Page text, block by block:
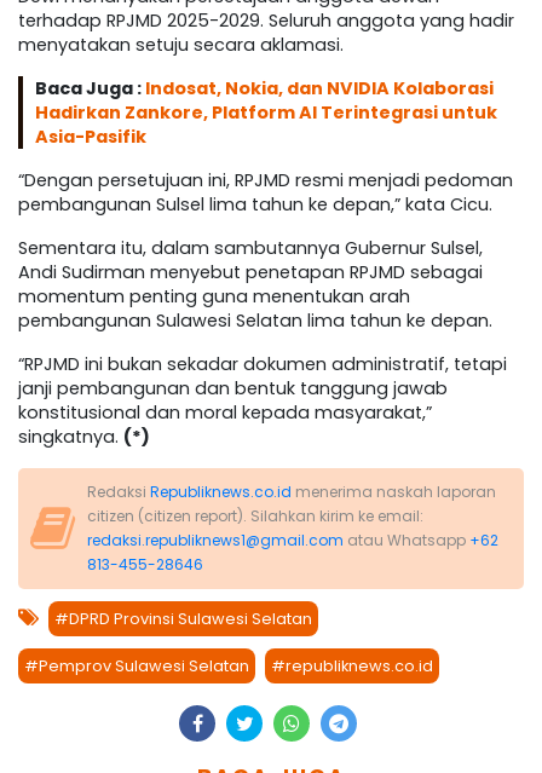
terhadap RPJMD 2025-2029. Seluruh anggota yang hadir
menyatakan setuju secara aklamasi.
Baca Juga : Indosat, Nokia, dan NVIDIA Kolaborasi
Hadirkan Zankore, Platform AI Terintegrasi untuk
Asia-Pasifik
“Dengan persetujuan ini, RPJMD resmi menjadi pedoman
pembangunan Sulsel lima tahun ke depan,” kata Cicu.
Sementara itu, dalam sambutannya Gubernur Sulsel,
Andi Sudirman menyebut penetapan RPJMD sebagai
momentum penting guna menentukan arah
pembangunan Sulawesi Selatan lima tahun ke depan.
“RPJMD ini bukan sekadar dokumen administratif, tetapi
janji pembangunan dan bentuk tanggung jawab
konstitusional dan moral kepada masyarakat,”
singkatnya. (*)
Redaksi Republiknews.co.id menerima naskah laporan
citizen (citizen report). Silahkan kirim ke email:
redaksi.republiknews1@gmail.com atau Whatsapp +62
813-455-28646
#DPRD Provinsi Sulawesi Selatan
#Pemprov Sulawesi Selatan #republiknews.co.id